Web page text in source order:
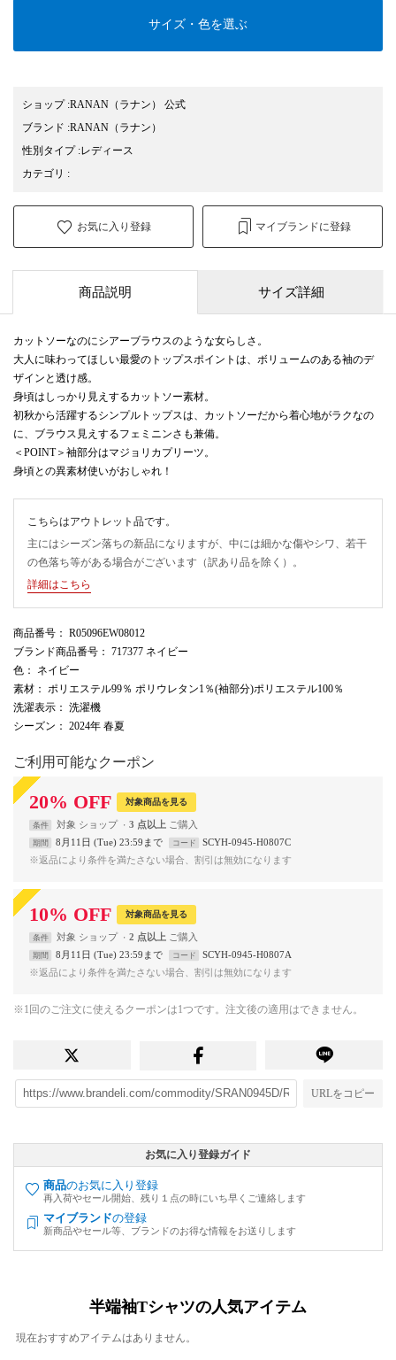
サイズ・色を選ぶ
ショップ:RANAN（ラナン） 公式
ブランド :RANAN （ラナン）
性別タイプ:レディース
カテゴリ :
お気に入り登録 マイブランドに登録
商品説明 サイズ詳細
カットソーなのにシアーブラウスのような女らしさ。
大人に味わってほしい最愛のトップスポイントは、ボリュームのある袖のデ
ザインと透け感。
身頃はしっかり見えするカットソー素材。
初秋から活躍するシンプルトップスは、カットソーだから着心地がラクなの
に、ブラウス見えするフェミニンさも兼備。
＜POINT＞袖部分はマジョリカプリーツ。
身頃との異素材使いがおしゃれ！
こちらはアウトレット品です。
主にはシーズン落ちの新品になりますが、中には細かな傷やシワ、若干
の色落ち等がある場合がございます（訳あり品を除く）。
詳細はこちら
商品番号 ： R05096EW08012
ブランド商品番号 ： 717377 ネイビー
色 ： ネイビー
素材 ： ポリエステル99％ ポリウレタン1％(袖部分)ポリエステル100％
洗濯表示 ： 洗濯機
シーズン ： 2024年 春夏
ご利用可能なクーポン
20% OFF 対象商品を見る
条件 対象 ショップ 3 点以上
期間 8月11日 (Tue) 23:59まで コード
SCYH-0945-H0807C
※返品により条件を満たさない場合、割引は無効になります
10% OFF 対象商品を見る
条件 対象 ショップ 2 点以上
期間 8月11日 (Tue) 23:59まで コード
SCYH-0945-H0807A
※返品により条件を満たさない場合、割引は無効になります
※1回のご注文に使えるクーポンは1つです。注文後の適用はできません。
URLをコピー
お気に入り登録ガイド
商品のお気に入り登録
再入荷やセール開始、残り１点の時にいち早くご連絡します
マイブランドの登録
新商品やセール等、ブランドのお得な情報をお送りします
半端袖Tシャツの人気アイテム
現在おすすめアイテムはありません。